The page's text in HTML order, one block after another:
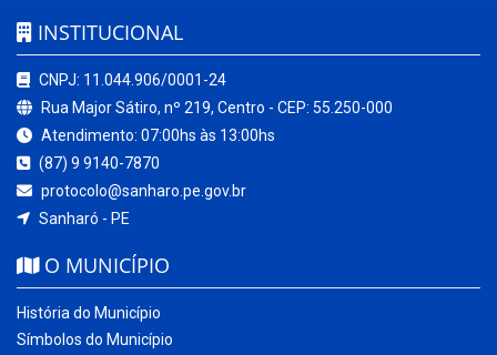
INSTITUCIONAL
CNPJ: 11.044.906/0001-24
Rua Major Sátiro, nº 219, Centro - CEP: 55.250-000
Atendimento: 07:00hs às 13:00hs
(87) 9 9140-7870
protocolo@sanharo.pe.gov.br
Sanharó - PE
O MUNICÍPIO
História do Município
Símbolos do Município